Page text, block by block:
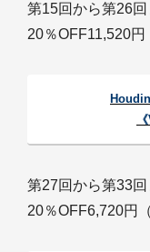
第15回から第26
20％OFF11,520円
第27回から第33
20％OFF6,720円